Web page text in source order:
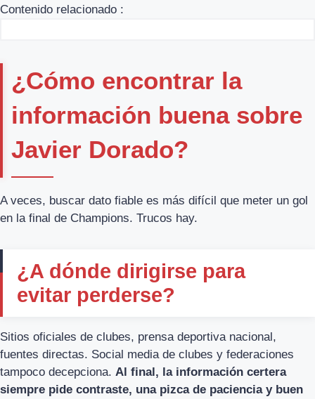
Contenido relacionado :
¿Cómo encontrar la
información buena sobre
Javier Dorado?
A veces, buscar dato fiable es más difícil que meter un gol
en la final de Champions. Trucos hay.
¿A dónde dirigirse para
evitar perderse?
Sitios oficiales de clubes, prensa deportiva nacional,
fuentes directas. Social media de clubes y federaciones
tampoco decepciona. Al final, la información certera
siempre pide contraste, una pizca de paciencia y buen